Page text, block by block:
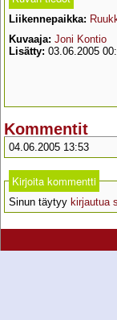
Liikennepaikka:
Kuvaaja: Joni Kontio
Lisätty: 03.06.2005
Kommentit
04.06.2005 13:53
Kirjoita kommentti
Sinun täytyy kirjautua